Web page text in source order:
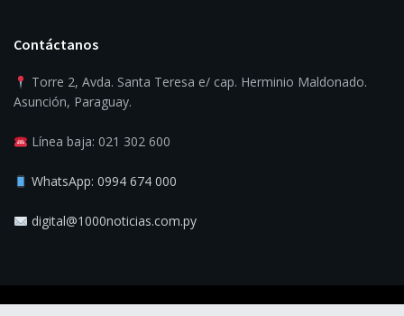
Contáctanos
Torre 2, Avda. Santa Teresa e/ cap. Herminio Maldonado.
Asunción, Paraguay.
Línea baja: 021 302 600
WhatsApp: 0994 674 000
digital@1000noticias.com.py